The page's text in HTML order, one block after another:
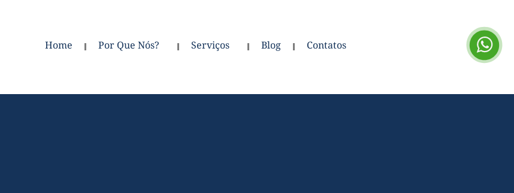
Home Por Que Nós? Serviços Blog Contatos